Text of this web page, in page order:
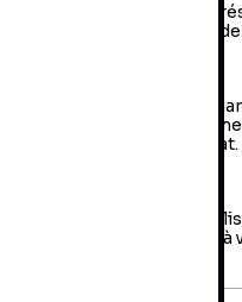
sous 2 à 5 jours
votre domicile !
vos produits
retirer votre colis
vous avez effectué l’achat.
pour retourner votre
Les frais de retour sont à